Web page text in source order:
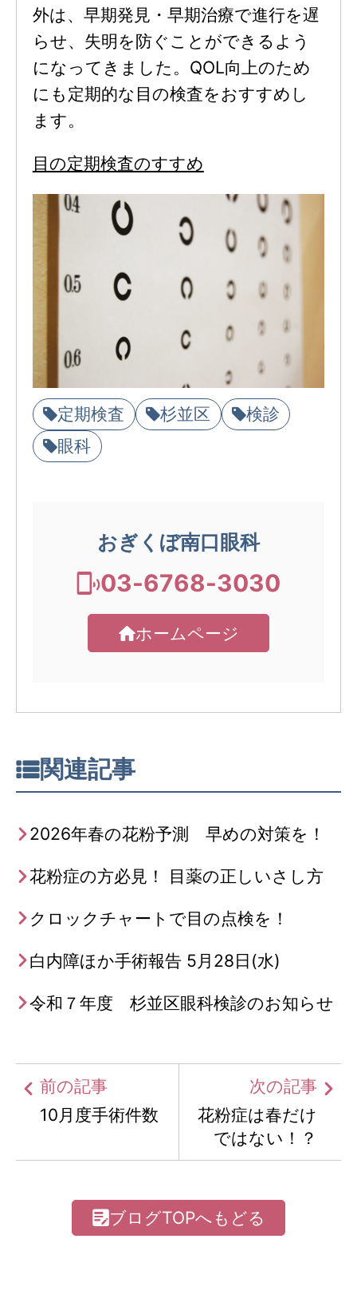
外は、早期発見・早期治療で進行を遅
らせ、失明を防ぐことができるよう
になってきました。QOL向上のため
にも定期的な目の検査をおすすめし
ます。
目の定期検査のすすめ
定期検査 杉並区
検診
眼科
おぎくぼ南口眼科
03-6768-3030
ホームページ
関連記事
2026年春の花粉予測 早めの対策を！
花粉症の方必見！ 目薬の正しいさし方
クロックチャートで目の点検を！
白内障ほか手術報告 5月28日(水)
令和７年度 杉並区眼科検診のお知らせ
前の記事
10月度手術件数
次の記事
花粉症は春だけ
ではない！？
ブログTOPへもどる